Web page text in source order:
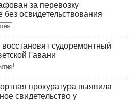
за перевозку
без освидетельствования
судоремонтный
Гавани
прокуратура выявила
свидетельство у